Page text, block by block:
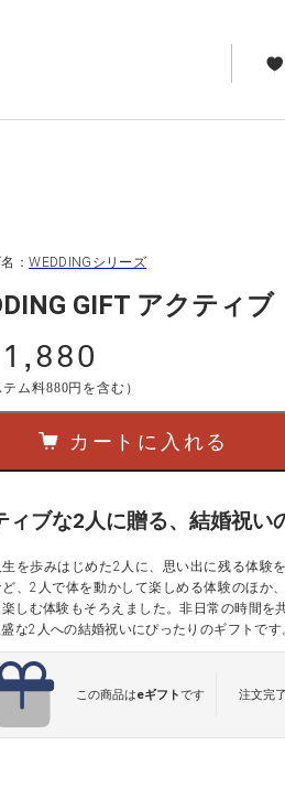
：WEDDINGシリーズ
GIFT アクティブ
ム料880円を含む）
カートに入れる
ィブな2人に贈る、結婚祝い
を歩みはじめた2人に、思い出に残る体験
、2人で体を動かして楽しめる体験のほか
しむ体験もそろえました。非日常の時間を
な2人への結婚祝いにぴったりのギフトです
この商品はeギフトです 注文完